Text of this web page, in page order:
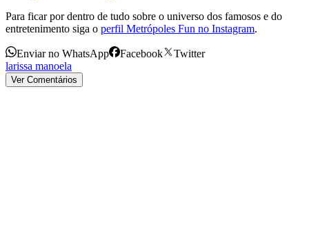
Para ficar por dentro de tudo sobre o universo dos famosos e do
entretenimento siga o perfil Metrópoles Fun no Instagram.
Enviar no WhatsApp Facebook
Twitter
larissa manoela
Ver Comentários